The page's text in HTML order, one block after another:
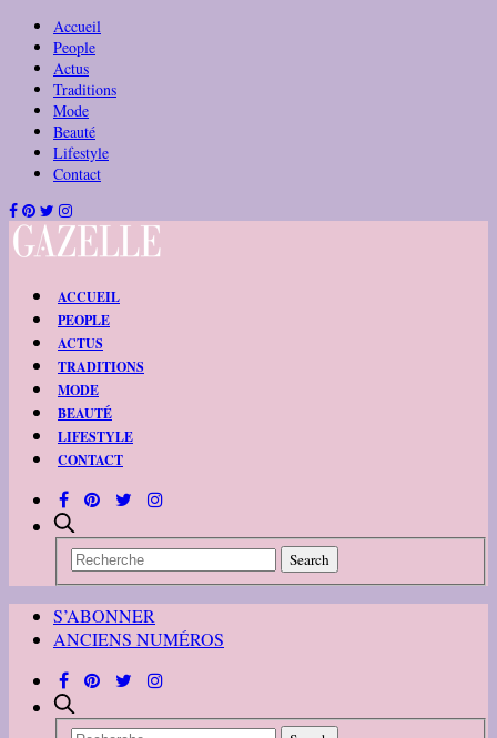
Accueil
People
Actus
Traditions
Mode
Beauté
Lifestyle
Contact
ACCUEIL
PEOPLE
ACTUS
TRADITIONS
MODE
BEAUTÉ
LIFESTYLE
CONTACT
S’ABONNER
ANCIENS NUMÉROS